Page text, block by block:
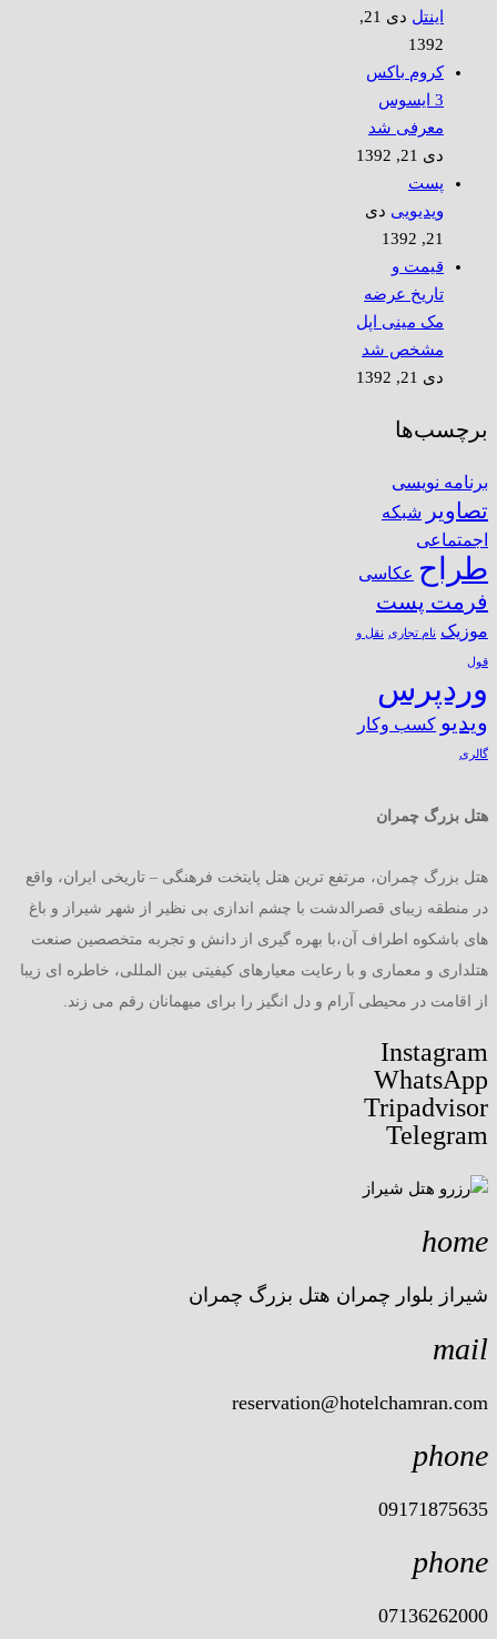
اینتل
دی 21,
1392
کروم باکس
3 ایسوس
معرفی شد
دی 21, 1392
پست
ویدیویی دی
21, 1392
قیمت و
تاریخ عرضه
مک مینی اپل
مشخص شد
دی 21, 1392
برچسب‌ها
برنامه نویسی
تصاویر
شبکه
اجمتماعی
طراح عکاسی
فرمت پست
موزیک نام تجاری نقل و
قول
وردپرس
ویدیو کسب وکار
گالری
هتل بزرگ چمران
هتل بزرگ چمران، مرتفع ترین هتل پایتخت فرهنگی – تاریخی ایران، واقع
در منطقه زیبای قصرالدشت با چشم اندازی بی نظیر از شهر شیراز و باغ
های باشکوه اطراف آن،با بهره گیری از دانش و تجربه متخصصین صنعت
هتلداری و معماری و با رعایت معیارهای کیفیتی بین المللی، خاطره ای زیبا
از اقامت در محیطی آرام و دل انگیز را برای میهمانان رقم می زند.
Instagram
WhatsApp
Tripadvisor
Telegram
home
شیراز بلوار چمران هتل بزرگ چمران
mail
reservation@hotelchamran.com
phone
09171875635
phone
07136262000